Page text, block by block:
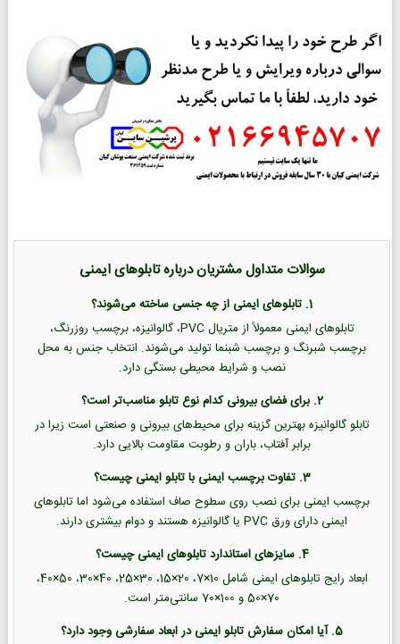
سوالات متداول مشتریان درباره تابلوهای ایمنی
1. تابلوهای ایمنی از چه جنسی ساخته می‌شوند؟
تابلوهای ایمنی معمولاً از متریال PVC، گالوانیزه، برچسب روزرنگ،
برچسب شبرنگ و برچسب شبنما تولید می‌شوند. انتخاب جنس به محل
نصب و شرایط محیطی بستگی دارد.
2. برای فضای بیرونی کدام نوع تابلو مناسب‌تر است؟
تابلو گالوانیزه بهترین گزینه برای محیط‌های بیرونی و صنعتی است زیرا در
برابر آفتاب، باران و رطوبت مقاومت بالایی دارد.
3. تفاوت برچسب ایمنی با تابلو ایمنی چیست؟
برچسب ایمنی برای نصب روی سطوح صاف استفاده می‌شود اما تابلوهای
ایمنی دارای ورق PVC یا گالوانیزه هستند و دوام بیشتری دارند.
4. سایزهای استاندارد تابلوهای ایمنی چیست؟
ابعاد رایج تابلوهای ایمنی شامل 10×7، 20×15، 30×25، 40×30، 50×40،
70×50 و 100×70 سانتی‌متر است.
5. آیا امکان سفارش تابلو ایمنی در ابعاد سفارشی وجود دارد؟